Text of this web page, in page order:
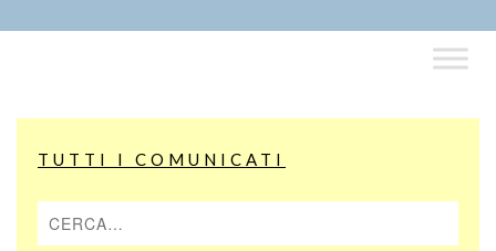
TUTTI I COMUNICATI